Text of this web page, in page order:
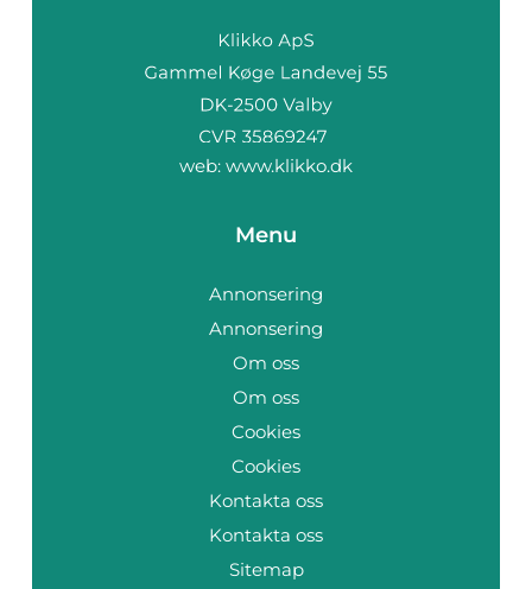
web: www.klikko.dk
Menu
Annonsering
Annonsering
Om oss
Om oss
Cookies
Cookies
Kontakta oss
Kontakta oss
Sitemap